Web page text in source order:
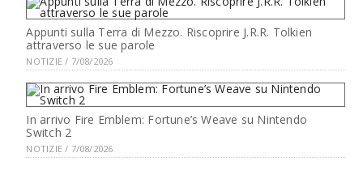
Appunti sulla Terra di Mezzo. Riscoprire J.R.R. Tolkien
attraverso le sue parole
NOTIZIE / 7/08/2026
In arrivo Fire Emblem: Fortune’s Weave su Nintendo
Switch 2
NOTIZIE / 7/08/2026